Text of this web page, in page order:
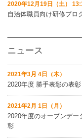
2020年12月19日（土）
自治体職員向け研修プロ
ニュース
2021年3月 4日（木）
2020年度 勝手表彰の表彰
2021年2月 1日（月）
2020年度のオープンデ
彰